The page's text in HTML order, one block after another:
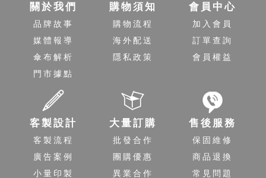
關於我們
品牌故事
媒體報導
傘布解析
門市據點
購物須知
購物流程
海外配送
隱私政策
會員中心
加入會員
訂單查詢
會員權益
客製設計
客製流程
廣告案例
小量印製
大量訂購
批發合作
團購優惠
異業合作
售後服務
保固維修
商品退換
常見問題